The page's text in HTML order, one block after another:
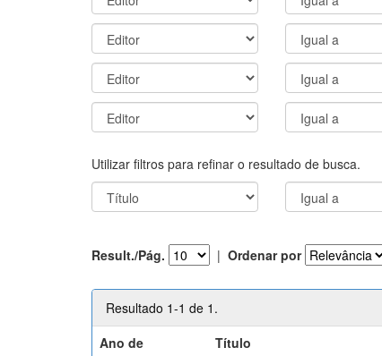
Utilizar filtros para refinar o resultado de busca.
Result./Pág. | Ordenar por
Resultado 1-1 de 1.
Ano de
Título